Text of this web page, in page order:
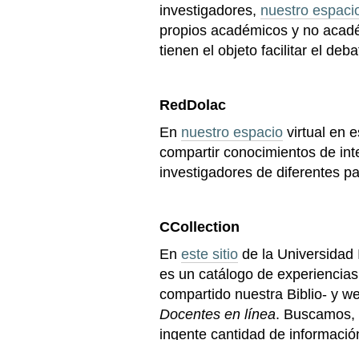
investigadores, nuestro
propios académicos y no
tienen el objeto facilitar el
RedDolac
En nuestro espacio virtual en
compartir conocimientos de
investigadores de diferentes
CCollection
Eneste sitio de la Universidad
es un catálogo de
compartido nuestra Biblio- y
Docentes en línea.
ingente cantidad de